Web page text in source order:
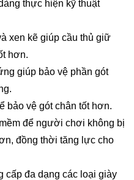
thực hiện kỹ thuật
xen kẽ giúp cầu thủ giữ
hơn.
giúp bảo vệ phần gót
bảo vệ gót chân tốt hơn.
để người chơi không bị
đồng thời tăng lực cho
cấp đa dạng các loại giày